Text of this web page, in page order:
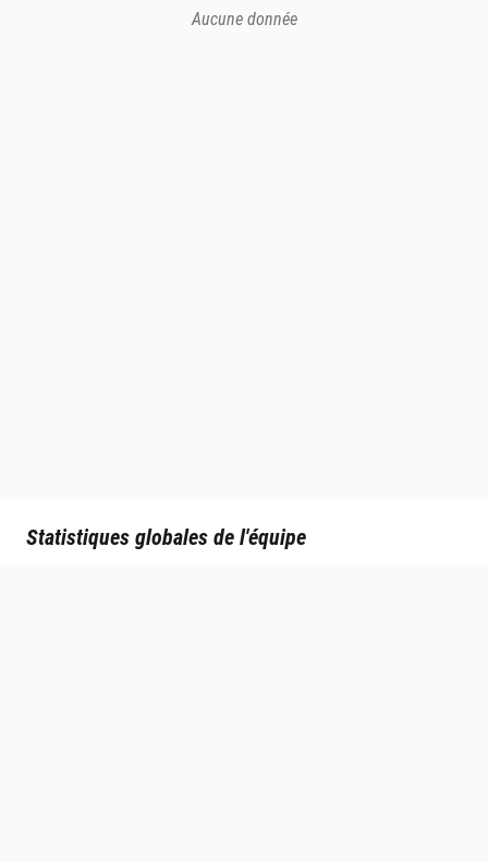
Aucune donnée
Statistiques globales de l'équipe